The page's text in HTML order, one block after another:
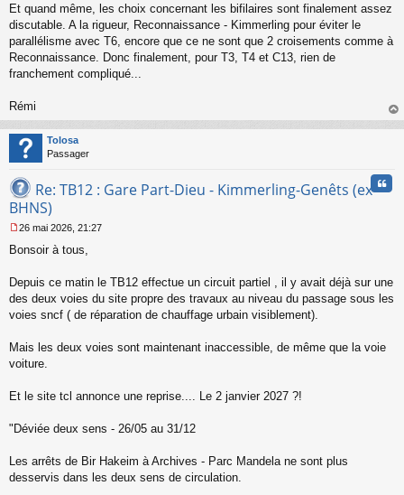
Et quand même, les choix concernant les bifilaires sont finalement assez
discutable. A la rigueur, Reconnaissance - Kimmerling pour éviter le
parallélisme avec T6, encore que ce ne sont que 2 croisements comme à
Reconnaissance. Donc finalement, pour T3, T4 et C13, rien de
franchement compliqué...
Rémi
au
Tolosa
Passager
Re: TB12 : Gare Part-Dieu - Kimmerling-Genêts (ex
BHNS)
e
s
a
g
e
o
n
26 mai 2026, 21:27
Bonsoir à tous,
Depuis ce matin le TB12 effectue un circuit partiel , il y avait déjà sur une
des deux voies du site propre des travaux au niveau du passage sous les
voies sncf ( de réparation de chauffage urbain visiblement).
Mais les deux voies sont maintenant inaccessible, de même que la voie
voiture.
Et le site tcl annonce une reprise.... Le 2 janvier 2027 ?!
"Déviée deux sens - 26/05 au 31/12
Les arrêts de Bir Hakeim à Archives - Parc Mandela ne sont plus
desservis dans les deux sens de circulation.